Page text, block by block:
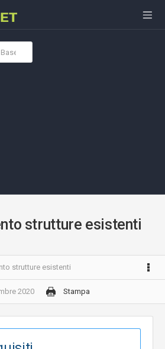
strutture esistenti
strutture esistenti
2020 Stampa